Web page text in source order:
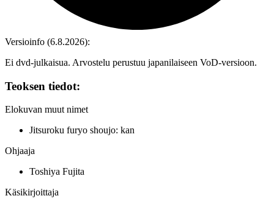
Versioinfo (6.8.2026):
Ei dvd‑julkaisua. Arvostelu perustuu japanilaiseen VoD‑versioon.
Teoksen tiedot:
Elokuvan muut nimet
Jitsuroku furyo shoujo: kan
Ohjaaja
Toshiya Fujita
Käsikirjoittaja